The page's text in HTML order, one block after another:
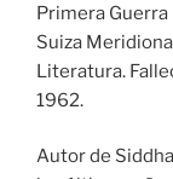
Primera Guerra
Suiza
Literatura.
1962.
Autor de